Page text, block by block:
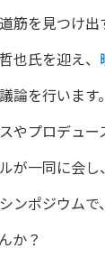
筋を見つけ出
氏を迎え、
論を行います。
やプロデュー
が一同に会し
ンポジウムで
か？